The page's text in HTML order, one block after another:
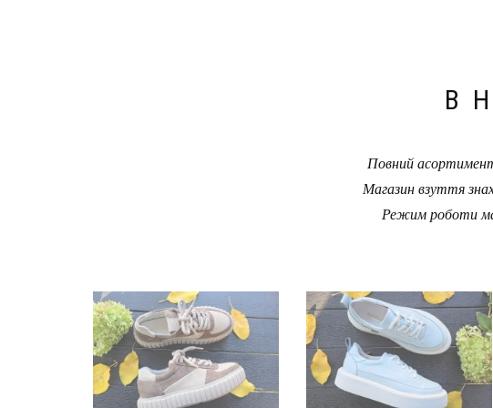
В
Повний асортимент
Магазин взуття
Режим роботи